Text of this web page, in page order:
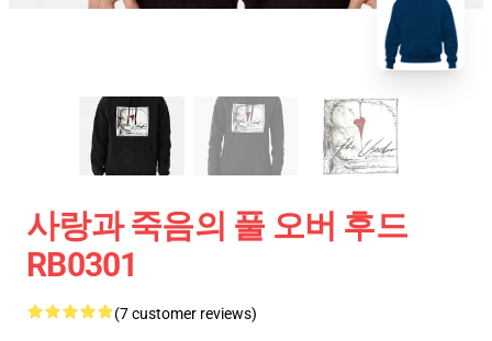
사랑과 죽음의 풀 오버 후드
RB0301
(7 customer reviews)